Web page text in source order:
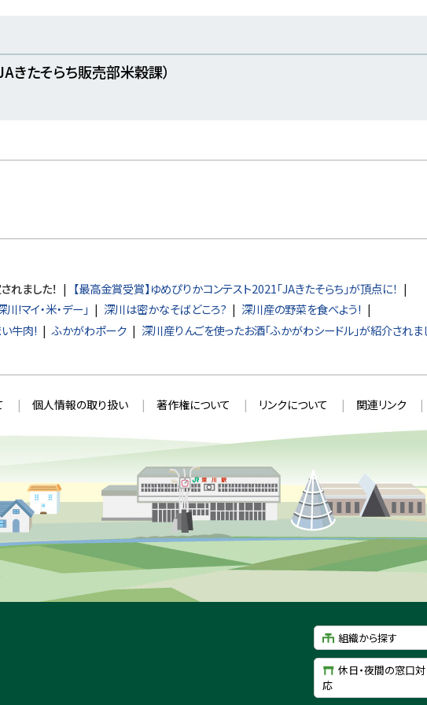
たそらち販売部米穀課）
れました！
【最高金賞受賞】ゆめぴりかコンテスト2021「JAきたそらち」が頂点に！
!マイ・米・デー」 深川は密かなそばどころ?
深川産の野菜を食べよう!
牛肉! ふかがわポーク 深川産りんごを使ったお酒「ふかがわシードル」が紹介されま
個人情報の取り扱い 著作権について リンクについて 関連リンク
組織から探す
休日・夜間の窓口対
応